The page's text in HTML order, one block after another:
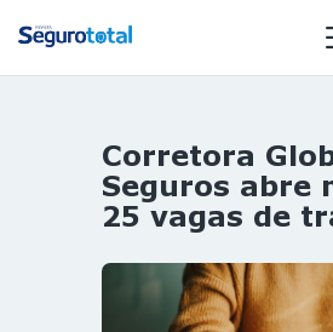
NOTÍCIAS
REVISTA
GAIVOTA DE
OURO
Corretora
Seguros abre
25 vagas de